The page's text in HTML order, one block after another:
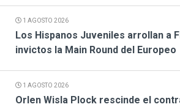
1 AGOSTO 2026
Los Hispanos Juveniles arrollan a
invictos la Main Round del Europeo
1 AGOSTO 2026
Orlen Wisla Plock rescinde el